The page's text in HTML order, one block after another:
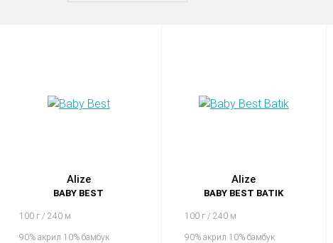
Alize
BABY BEST
100 г / 240 м
90% акрил 10% бамбук
Alize
BABY BEST BATIK
100 г / 240 м
90% акрил 10% бамбук